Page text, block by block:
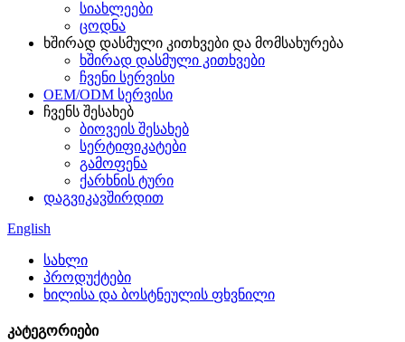
სიახლეები
ცოდნა
ხშირად დასმული კითხვები და მომსახურება
ხშირად დასმული კითხვები
ჩვენი სერვისი
OEM/ODM სერვისი
ჩვენს შესახებ
ბიოვეის შესახებ
სერტიფიკატები
გამოფენა
ქარხნის ტური
დაგვიკავშირდით
English
სახლი
პროდუქტები
ხილისა და ბოსტნეულის ფხვნილი
კატეგორიები